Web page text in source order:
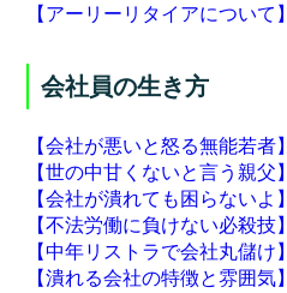
【アーリーリタイアについて】
会社員の生き方
【会社が悪いと怒る無能若者】
【世の中甘くないと言う親父】
【会社が潰れても困らないよ】
【不法労働に負けない必殺技】
【中年リストラで会社丸儲け】
【潰れる会社の特徴と雰囲気】